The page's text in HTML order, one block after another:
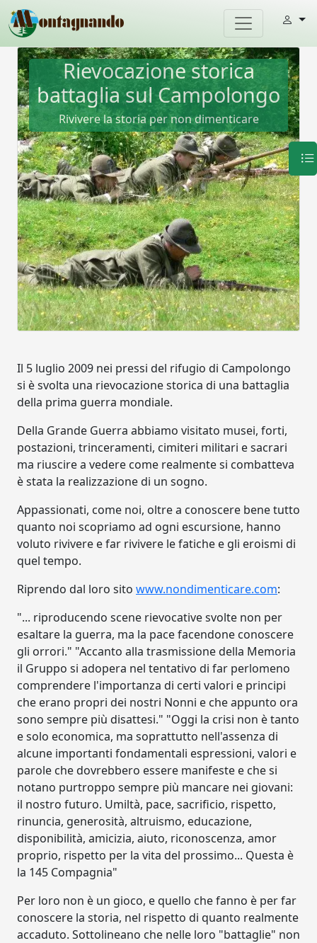
Rievocazione storica
battaglia sul Campolongo
Rivivere la storia per non dimenticare
Il 5 luglio 2009 nei pressi del rifugio di Campolongo
si è svolta una rievocazione storica di una battaglia
della prima guerra mondiale.
Della Grande Guerra abbiamo visitato musei, forti,
postazioni, trinceramenti, cimiteri militari e sacrari
ma riuscire a vedere come realmente si combatteva
è stata la realizzazione di un sogno.
Appassionati, come noi, oltre a conoscere bene tutto
quanto noi scopriamo ad ogni escursione, hanno
voluto rivivere e far rivivere le fatiche e gli eroismi di
quel tempo.
Riprendo dal loro sito www.nondimenticare.com:
"... riproducendo scene rievocative svolte non per
esaltare la guerra, ma la pace facendone conoscere
gli orrori." "Accanto alla trasmissione della Memoria
il Gruppo si adopera nel tentativo di far perlomeno
comprendere l'importanza di certi valori e principi
che erano propri dei nostri Nonni e che appunto ora
sono sempre più disattesi." "Oggi la crisi non è tanto
e solo economica, ma soprattutto nell'assenza di
alcune importanti fondamentali espressioni, valori e
parole che dovrebbero essere manifeste e che si
notano purtroppo sempre più mancare nei giovani:
il nostro futuro. Umiltà, pace, sacrificio, rispetto,
rinuncia, generosità, altruismo, educazione,
disponibilità, amicizia, aiuto, riconoscenza, amor
proprio, rispetto per la vita del prossimo... Questa è
la 145 Compagnia"
Per loro non è un gioco, e quello che fanno è per far
conoscere la storia, nel rispetto di quanto realmente
accaduto. Sottolineano che nelle loro "battaglie" non